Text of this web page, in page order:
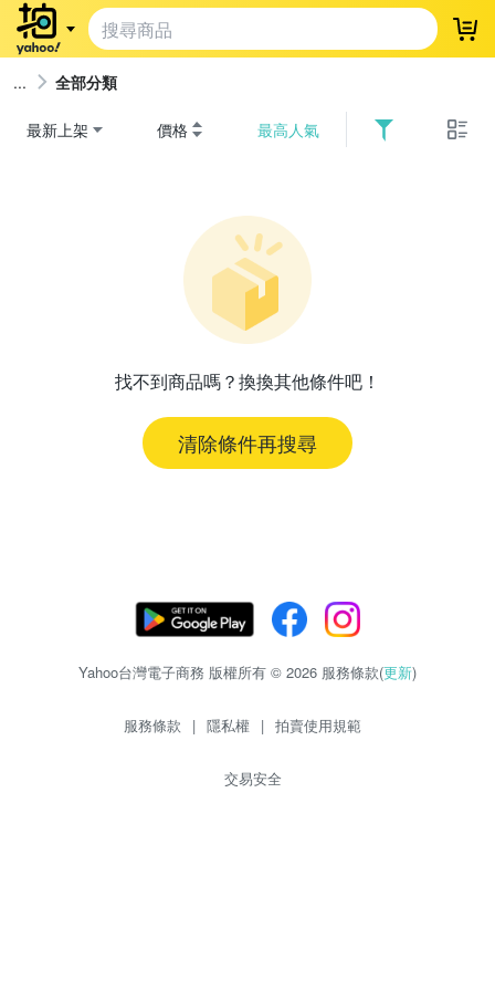
登
全部分類
最新上架 價格 最高人氣
找不到商品嗎？換換其他條件吧！
清除條件再搜尋
Yahoo台灣電子商務 版權所有 © 2026 服務條款(更新)
服務條款 | 隱私權 | 拍賣使用規範
交易安全